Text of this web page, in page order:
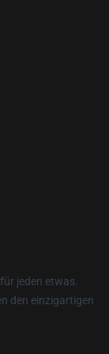
jeden etwas.
den einzigartigen